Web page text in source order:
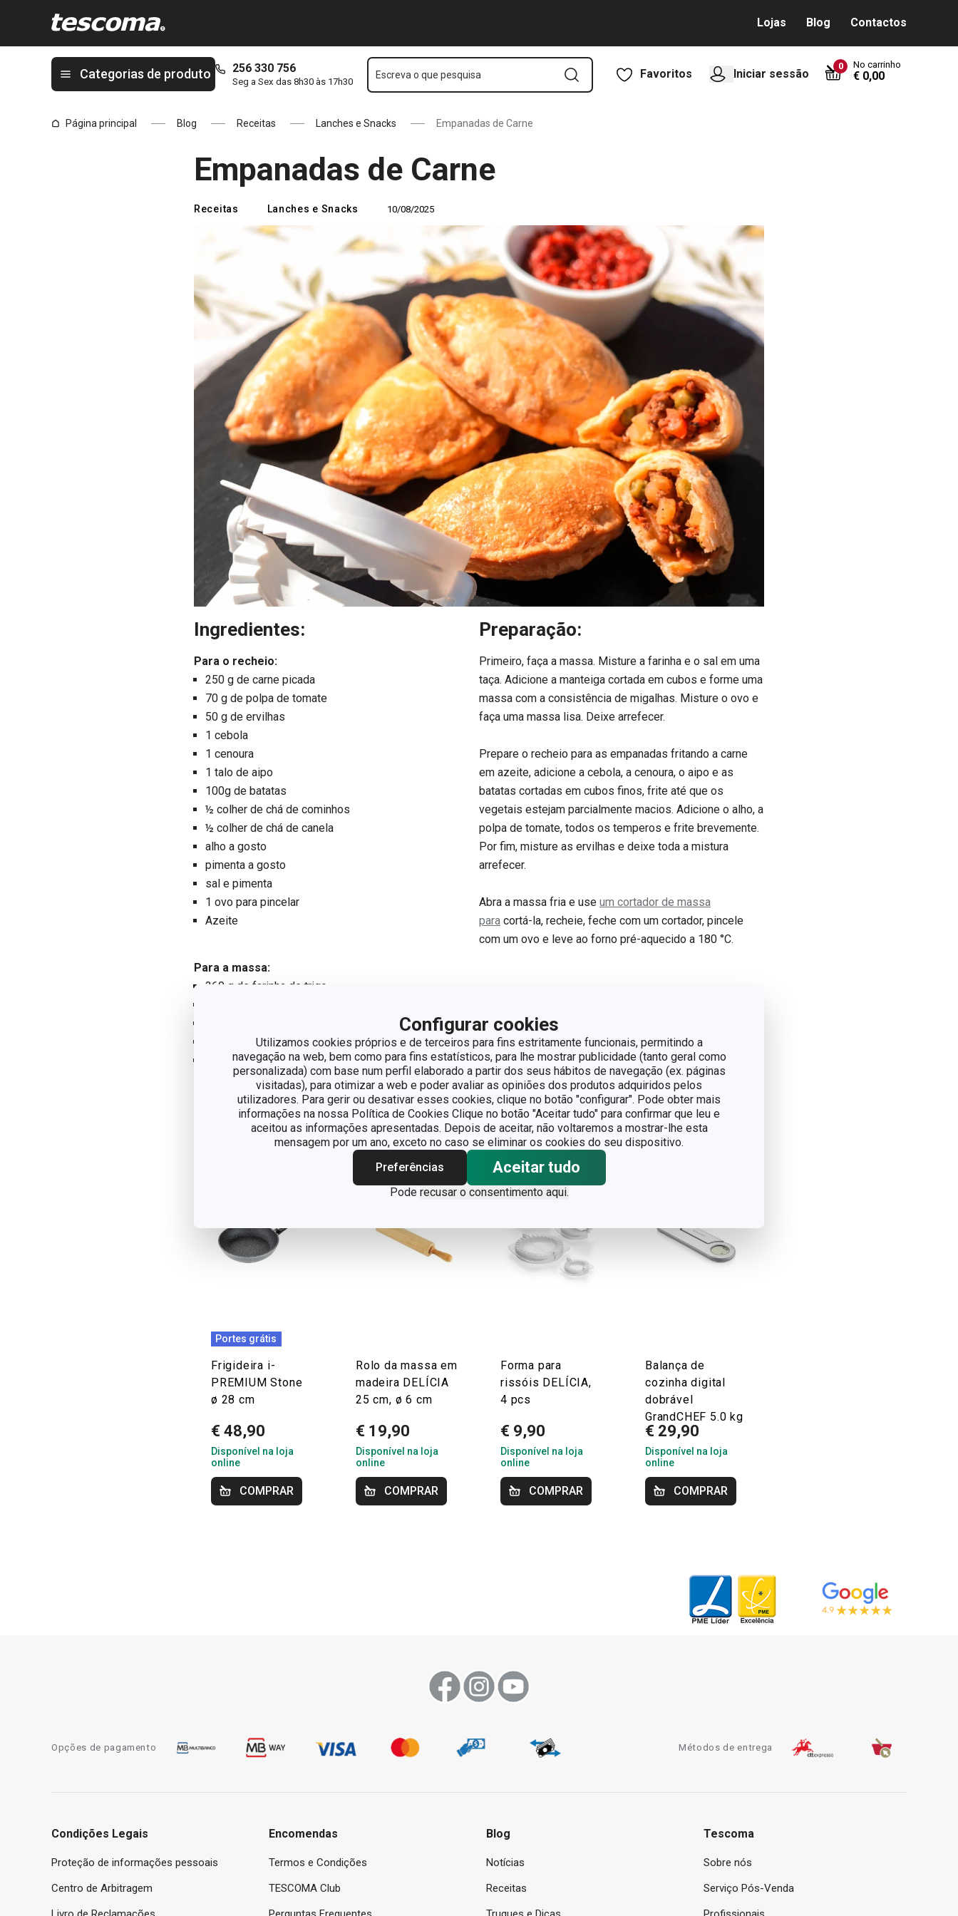
Configurar cookies
Utilizamos cookies próprios e de terceiros para fins estritamente funcionais, permitindo a
navegação na web, bem como para fins estatísticos, para lhe mostrar publicidade (tanto geral como
personalizada) com base num perfil elaborado a partir dos seus hábitos de navegação (ex. páginas
visitadas), para otimizar a web e poder avaliar as opiniões dos produtos adquiridos pelos
utilizadores. Para gerir ou desativar esses cookies, clique no botão "configurar". Pode obter mais
informações na nossa Política de Cookies Clique no botão "Aceitar tudo" para confirmar que leu e
aceitou as informações apresentadas. Depois de aceitar, não voltaremos a mostrar-lhe esta
mensagem por um ano, exceto no caso se eliminar os cookies do seu dispositivo.
Preferências
Aceitar tudo
Pode recusar o consentimento aqui.
Lojas Blog Contactos
Categorias de produto 256 330 756
Seg a Sex das 8h30 às 17h30
Escreva o que pesquisa Favoritos Iniciar sessão
0 No carrinho
€ 0,00
Página principal Blog Receitas Lanches e Snacks Empanadas de Carne
Empanadas de Carne
Receitas Lanches e Snacks 10/08/2025
Ingredientes:
Para o recheio:
250 g de carne picada
70 g de polpa de tomate
50 g de ervilhas
1 cebola
1 cenoura
1 talo de aipo
100g de batatas
½ colher de chá de cominhos
½ colher de chá de canela
alho a gosto
pimenta a gosto
sal e pimenta
1 ovo para pincelar
Azeite
Para a massa:
360 g de farinha de trigo
½ colher de chá de sal
Preparação:
Primeiro, faça a massa. Misture a farinha e o sal em uma
taça. Adicione a manteiga cortada em cubos e forme uma
massa com a consistência de migalhas. Misture o ovo e
faça uma massa lisa. Deixe arrefecer.
Prepare o recheio para as empanadas fritando a carne
em azeite, adicione a cebola, a cenoura, o aipo e as
batatas cortadas em cubos finos, frite até que os
vegetais estejam parcialmente macios. Adicione o alho, a
polpa de tomate, todos os temperos e frite brevemente.
Por fim, misture as ervilhas e deixe toda a mistura
arrefecer.
Abra a massa fria e use um cortador de massa
para cortá-la, recheie, feche com um cortador, pincele
com um ovo e leve ao forno pré-aquecido a 180 °C.
Portes grátis
Frigideira i-
PREMIUM Stone
ø 28 cm
€ 48,90
Disponível na loja
online
COMPRAR
Rolo da massa em
madeira DELÍCIA
25 cm, ø 6 cm
€ 19,90
Disponível na loja
online
COMPRAR
Forma para
rissóis DELÍCIA,
4 pcs
€ 9,90
Disponível na loja
online
COMPRAR
Balança de
cozinha digital
dobrável
GrandCHEF 5.0 kg
€ 29,90
Disponível na loja
online
COMPRAR
Opções de pagamento Métodos de entrega
Condições Legais
Proteção de informações pessoais
Centro de Arbitragem
Encomendas
Termos e Condições
TESCOMA Club
Blog
Notícias
Receitas
Tescoma
Sobre nós
Serviço Pós-Venda